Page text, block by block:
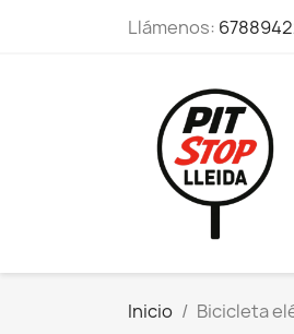
Llámenos:
Inicio Bicicleta